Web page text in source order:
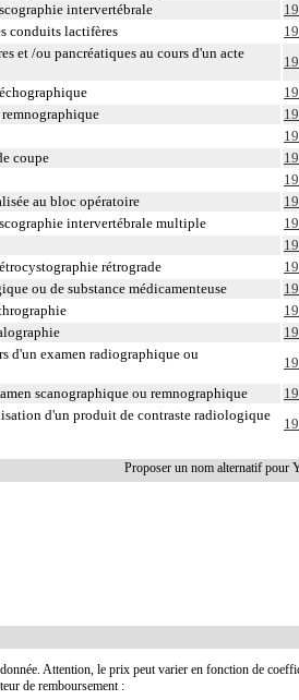
intervertébrale
conduits lactifères
et /ou pancréatiques au cours d'un acte
coupe
au bloc opératoire
intervertébrale multiple
rétrograde
ou de substance médicamenteuse
d'un examen radiographique ou
scanographique ou remnographique
d'un produit de contraste radiologique
Proposer un nom alternatif pour
Attention, le prix peut varier en fonction de
de remboursement :